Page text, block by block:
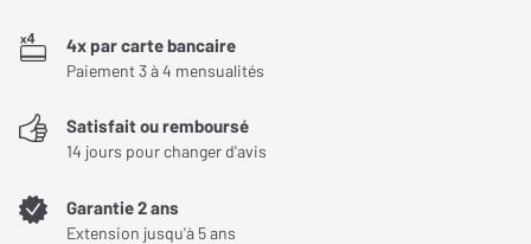
4x par carte bancaire
Paiement 3 à 4 mensualités
Satisfait ou remboursé
14 jours pour changer d'avis
Garantie 2 ans
Extension jusqu'à 5 ans